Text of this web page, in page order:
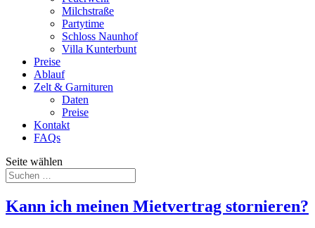
Milchstraße
Partytime
Schloss Naunhof
Villa Kunterbunt
Preise
Ablauf
Zelt & Garnituren
Daten
Preise
Kontakt
FAQs
Seite wählen
Kann ich meinen Mietvertrag stornieren?